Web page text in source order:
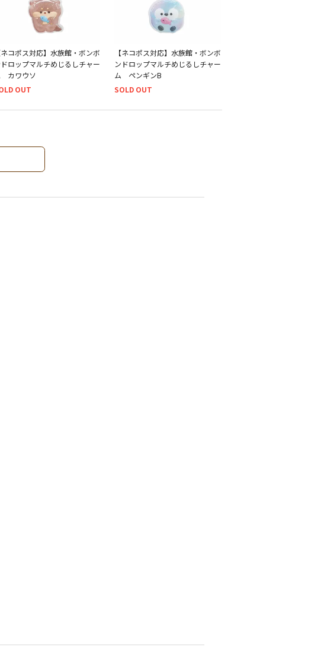
ネコポス対応】水族館・ボンボ
ドロップマルチめじるしチャー
カワウソ
OUT
【ネコポス対応】水族館・ボンボ
ンドロップマルチめじるしチャー
ム ペンギンB
SOLD OUT